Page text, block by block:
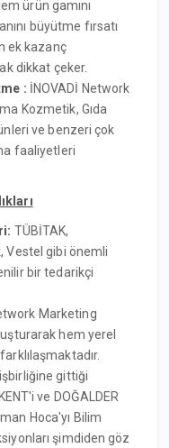
ürün gamını
büyütme fırsatı
ek kazanç
dikkat çeker.
: İNOVADİ Network
Kozmetik, Gıda
ve benzeri çok
faaliyetleri
TÜBİTAK,
Vestel gibi önemli
bir tedarikçi
Marketing
hem yerel
gittiği
ve DOĞALDER
Hoca'yı Bilim
şimdiden göz